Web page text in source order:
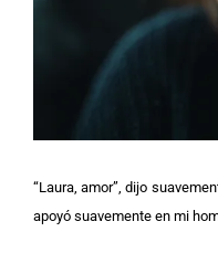
“Laura, amor”, dijo
apoyó suavemente en mi